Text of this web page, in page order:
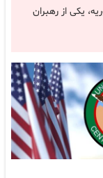
یکی از رهبران